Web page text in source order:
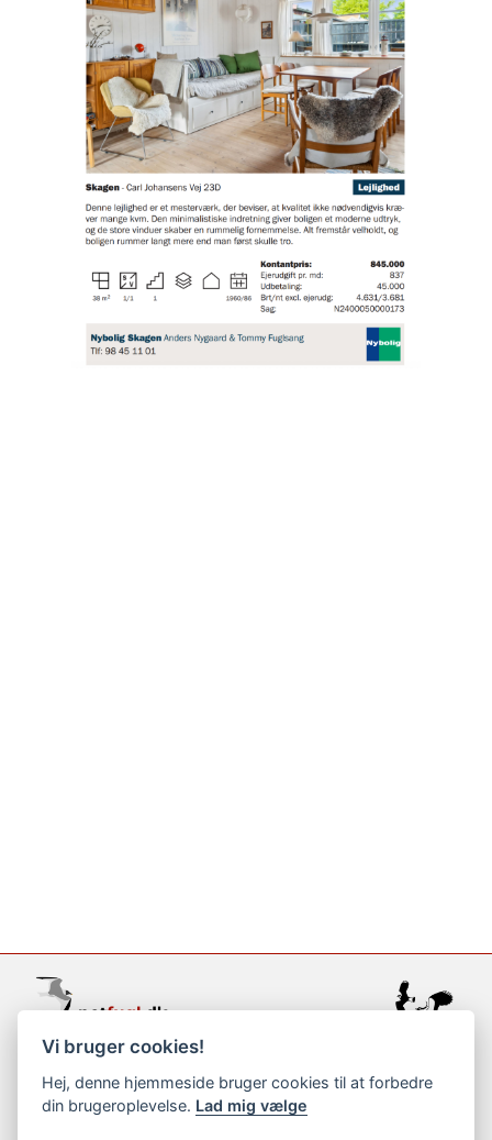
support@netfugl.dk
copyright © 2002-2023
Vi bruger cookies!
Hej, denne hjemmeside bruger cookies til at forbedre
din brugeroplevelse. Lad mig vælge